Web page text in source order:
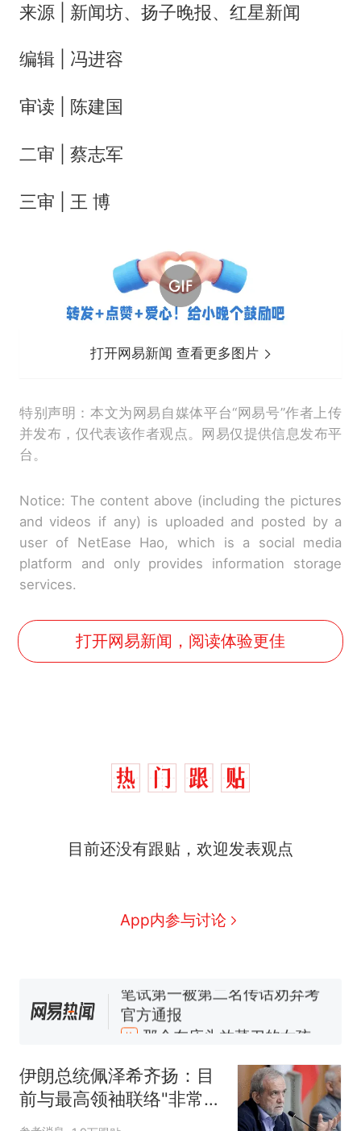
来源 | 新闻坊、扬子晚报、红星新闻
编辑 | 冯进容
审读 | 陈建国
二审 | 蔡志军
三审 | 王 博
打开网易新闻 查看更多图片
特别声明：本文为网易自媒体平台“网易号”作者上传
并发布，仅代表该作者观点。网易仅提供信息发布平
台。
Notice: The content above (including the pictures
and videos if any) is uploaded and posted by a
user of NetEase Hao, which is a social media
platform and only provides information storage
services.
打开网易新闻，阅读体验更佳
目前还没有跟贴，欢迎发表观点
App内参与讨论
因老师一句“跟我回家”改写了
人生
新
制裁瓜子饺子，美国怕什
号，仅凭视频评出？中国烹饪
140多朵
美国渔民钓获鲨鱼徒手将其拽
回大海 目击者直呼震惊 （视频
热 那个在床头放菜刀的女孩，
因老师一句“跟我回家”改写了
伊朗总统佩泽希齐扬：目
前与最高领袖联络"非常困
难"